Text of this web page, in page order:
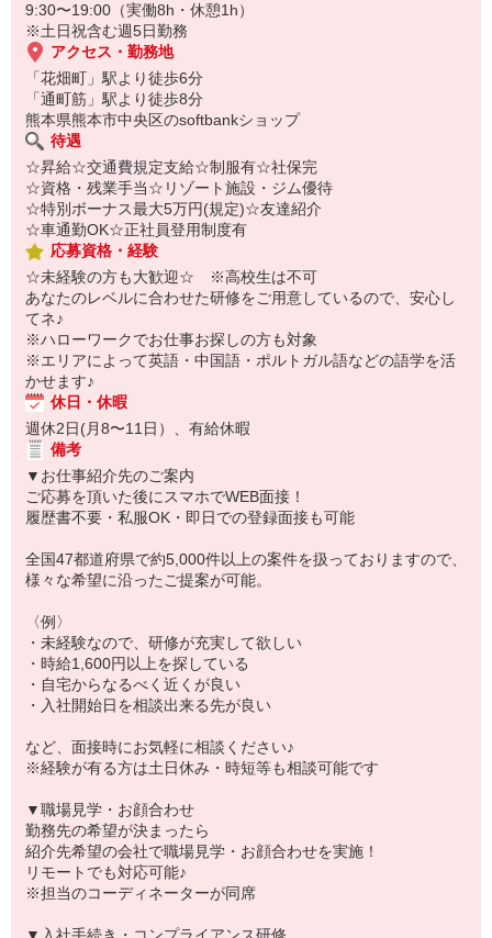
9:30〜19:00（実働8h・休憩1h）
※土日祝含む週5日勤務
アクセス・勤務地
「花畑町」駅より徒歩6分
「通町筋」駅より徒歩8分
熊本県熊本市中央区のsoftbankショップ
待遇
☆昇給☆交通費規定支給☆制服有☆社保完
☆資格・残業手当☆リゾート施設・ジム優待
☆特別ボーナス最大5万円(規定)☆友達紹介
☆車通勤OK☆正社員登用制度有
応募資格・経験
☆未経験の方も大歓迎☆ ※高校生は不可
あなたのレベルに合わせた研修をご用意しているので、安心し
てネ♪
※ハローワークでお仕事お探しの方も対象
※エリアによって英語・中国語・ポルトガル語などの語学を活
かせます♪
休日・休暇
週休2日(月8〜11日）、有給休暇
備考
▼お仕事紹介先のご案内
ご応募を頂いた後にスマホでWEB面接！
履歴書不要・私服OK・即日での登録面接も可能
全国47都道府県で約5,000件以上の案件を扱っておりますので、
様々な希望に沿ったご提案が可能。
〈例〉
・未経験なので、研修が充実して欲しい
・時給1,600円以上を探している
・自宅からなるべく近くが良い
・入社開始日を相談出来る先が良い
など、面接時にお気軽に相談ください♪
※経験が有る方は土日休み・時短等も相談可能です
▼職場見学・お顔合わせ
勤務先の希望が決まったら
紹介先希望の会社で職場見学・お顔合わせを実施！
リモートでも対応可能♪
※担当のコーディネーターが同席